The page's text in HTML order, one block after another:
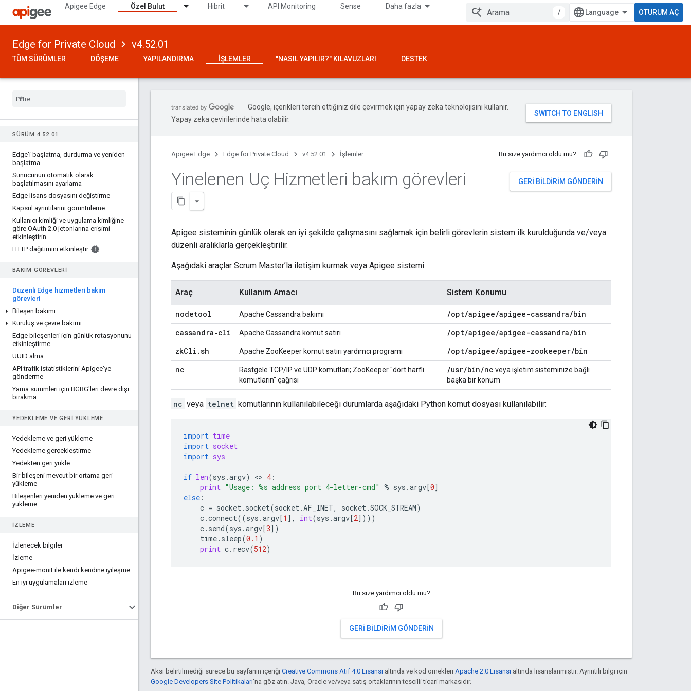
Apigee Edge Özel Bulut Hibrit API Monitoring Sense Daha fazla
/ OTURUM AÇ
Edge for Private Cloud v4.52.01
TÜM SÜRÜMLER DÖŞEME YAPILANDIRMA İŞLEMLER "NASIL YAPILIR?" KILAVUZLARI DESTEK
SÜRÜM 4.52.01
Edge'i başlatma, durdurma ve yeniden
başlatma
Sunucunun otomatik olarak
başlatılmasını ayarlama
Edge lisans dosyasını değiştirme
Kapsül ayrıntılarını görüntüleme
Kullanıcı kimliği ve uygulama kimliğine
göre OAuth 2.0 jetonlarına erişimi
etkinleştirin
HTTP dağıtımını etkinleştir
BAKIM GÖREVLERI
Düzenli Edge hizmetleri bakım
görevleri
Bileşen bakımı
Kuruluş ve çevre bakımı
Edge bileşenleri için günlük rotasyonunu
etkinleştirme
UUID alma
API trafik istatistiklerini Apigee'ye
gönderme
Yama sürümleri için BGBG'leri devre dışı
bırakma
YEDEKLEME VE GERI YÜKLEME
Yedekleme ve geri yükleme
Yedekleme gerçekleştirme
Yedekten geri yükle
Bir bileşeni mevcut bir ortama geri
yükleme
Bileşenleri yeniden yükleme ve geri
yükleme
İZLEME
İzlenecek bilgiler
İzleme
Apigee-monit ile kendi kendine iyileşme
En iyi uygulamaları izleme
Diğer Sürümler
Google, içerikleri tercih ettiğiniz dile çevirmek için yapay zeka teknolojisini kullanır.
Yapay zeka çevirilerinde hata olabilir.
Apigee Edge Edge for Private Cloud v4.52.01 İşlemler Bu size yardımcı oldu mu?
GERI BILDIRIM GÖNDERIN
Yinelenen Uç Hizmetleri bakım görevleri
Apigee sisteminin günlük olarak en iyi şekilde çalışmasını sağlamak için belirli görevlerin sistem ilk kurulduğunda ve/veya
düzenli aralıklarla gerçekleştirilir.
Aşağıdaki araçlar Scrum Master’la iletişim kurmak veya Apigee sistemi.
Araç Kullanım Amacı Sistem Konumu
nodetool Apache Cassandra bakımı /opt/apigee/apigee-cassandra/bin
cassandra‑cli
Apache Cassandra komut satırı /opt/apigee/apigee-cassandra/bin
zkCli .sh Apache ZooKeeper komut satırı yardımcı programı /opt/apigee/apigee-zookeeper/bin
nc
Rastgele TCP/IP ve UDP komutları; ZooKeeper "dört harfli
komutların" çağrısı
/usr/bin/nc veya işletim sisteminize bağlı
başka bir konum
nc veya telnet komutlarının kullanılabileceği durumlarda aşağıdaki Python komut dosyası kullanılabilir:
import time
import socket
import sys
if len(sys .argv) <> 4 :
print "Usage: %s address port 4-letter-cmd" % sys .argv[0]
else :
c = socket. socket(socket.AF_INET, socket.SOCK_STREAM)
c.connect((sys .argv[1 ], int(sys .argv[2])))
c. send(sys .argv[3])
time. sleep(0.1 )
print c. recv(512)
Bu size yardımcı oldu mu?
GERI BILDIRIM GÖNDERIN
Aksi belirtilmediği sürece bu sayfanın içeriği Creative Commons Atıf 4.0 Lisansı altında ve kod örnekleri Apache 2.0 Lisansı altında lisanslanmıştır. Ayrıntılı bilgi için
Google Developers Site Politikaları'na göz atın. Java, Oracle ve/veya satış ortaklarının tescilli ticari markasıdır.